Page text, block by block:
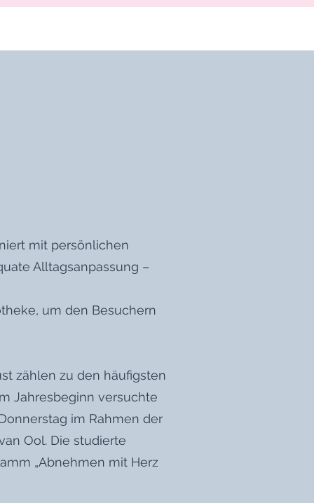
mit persönlichen
Alltagsanpassung –
um den Besuchern
zählen zu den häufigsten
Jahresbeginn versuchte
im Rahmen der
Ool. Die studierte
„Abnehmen mit Herz